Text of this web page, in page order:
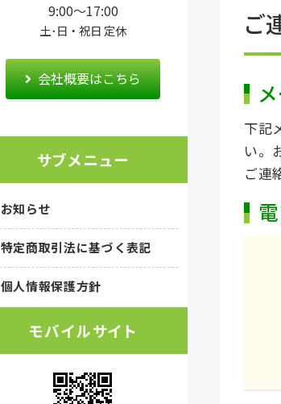
ご
下記
い。
ご連
9:00〜17:00
土･日・祝日 定休
会社概要はこちら
サブメニュー
お知らせ
特定商取引法に基づく表記
個人情報保護方針
モバイルサイト